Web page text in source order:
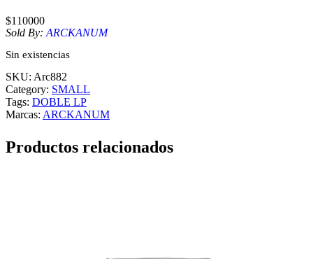
$110000
Sold By: ARCKANUM
Sin existencias
SKU: Arc882
Category: SMALL
Tags: DOBLE LP
Marcas: ARCKANUM
Productos relacionados